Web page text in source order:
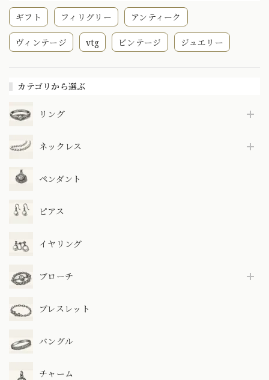
ギフト フィリグリー アンティーク
ヴィンテージ vtg ビンテージ ジュエリー
カテゴリから選ぶ
リング
ネックレス
ペンダント
ピアス
イヤリング
ブローチ
ブレスレット
バングル
チャーム